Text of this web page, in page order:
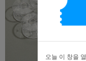
오늘 이 창을